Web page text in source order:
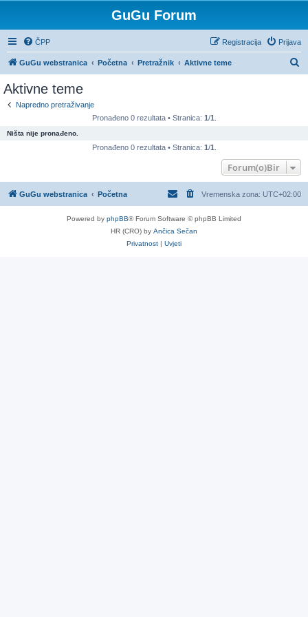
GuGu Forum
ČPP Prijava
Registracija
GuGu webstranica Početna Pretražnik Aktivne teme
ž
i
Aktivne teme
Napredno pretraživanje
Pronađeno 0 rezultata • Stranica: 1/1
Ništa nije pronađeno.
Pronađeno 0 rezultata • Stranica: 1/1
Forum(o)Bir
GuGu webstranica Početna Vremenska zona: UTC+02:00
Powered by phpBB® Forum Software © phpBB Limited
HR (CRO) by Ančica Sečan
Privatnost | Uvjeti